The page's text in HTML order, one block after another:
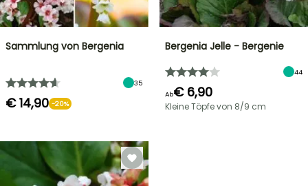
Sammlung von Bergenia
35
€ 14,90 -20%
Bergenia Jelle - Bergenie
44
Ab€ 6,90
Kleine Töpfe von 8/9 cm